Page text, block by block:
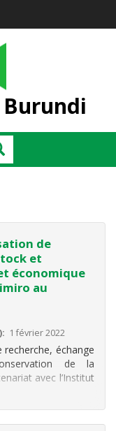
de
et
économique
au
1 février 2022
échange
de la
avec l’Institut
(IRSNB), l’Office